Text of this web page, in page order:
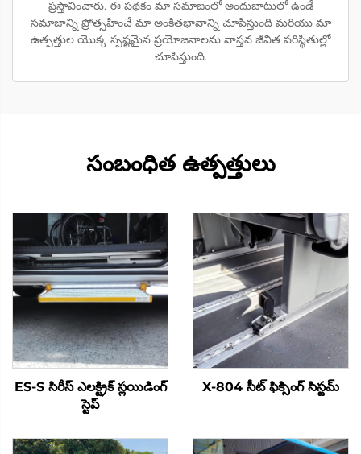
ప్రస్తావించారు. ఈ పథకం మా సమాజంలో అందుబాటులో ఉండే
సమాజాన్ని ప్రోత్సహించే మా అంకితభావాన్ని చూపిస్తుంది మరియు మా
ఉత్పత్తుల యొక్క స్పష్టమైన ప్రయోజనాలను వాస్తవ జీవిత పరిస్థితుల్లో
చూపిస్తుంది.
సంబంధిత ఉత్పత్తులు
ES-S సిరీస్ ఎలక్ట్రిక్ స్లయిడింగ్
స్టెప్
X-804 సీట్ ఫిక్సింగ్ సిస్టమ్